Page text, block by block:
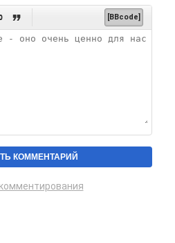
 [BBcode]